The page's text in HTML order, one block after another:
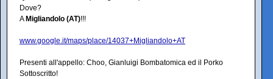
Dove?
AMigliandolo (AT)!!!
www.google.it/maps/place/14037+Migliandolo+AT
Presenti all'appello: Choo, Gianluigi Bombatomica ed il Porko
Sottoscritto!